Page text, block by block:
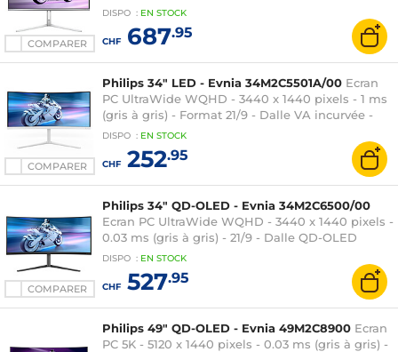
COMPARER
Black - 240 Hz - Adaptive-Sync -
HDMI/DisplayPort/USB-C - Hauteur réglable -
Argent
DISPO : EN STOCK
CHF687.95
COMPARER
Philips 34" LED - Evnia 34M2C5501A/00 Ecran
PC UltraWide WQHD - 3440 x 1440 pixels - 1 ms
(gris à gris) - Format 21/9 - Dalle VA incurvée -
180 Hz - FreeSync Premium - HDR 400 -
HDMI/DisplayPort - Hauteur réglable - Haut-
parleurs - Blanc
DISPO : EN STOCK
CHF252.95
COMPARER
Philips 34" QD-OLED - Evnia 34M2C6500/00
Ecran PC UltraWide WQHD - 3440 x 1440 pixels -
0.03 ms (gris à gris) - 21/9 - Dalle QD-OLED
incurvée - 175 Hz - Adaptive-Sync - HDR 400
True Black - HDMI/DisplayPort - Hauteur
réglable - Noir
DISPO : EN STOCK
CHF527.95
Philips 49" QD-OLED - Evnia 49M2C8900 Ecran
PC 5K - 5120 x 1440 pixels - 0.03 ms (gris à gris) -